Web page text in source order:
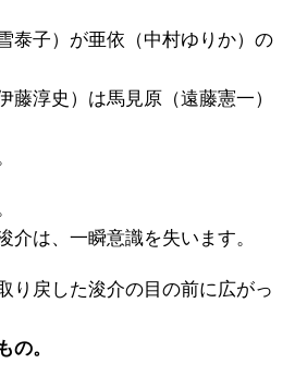
泰子）が亜依（中村ゆりか）の
藤淳史）は馬見原（遠藤憲一）
介は、一瞬意識を失います。
り戻した浚介の目の前に広がっ
の。